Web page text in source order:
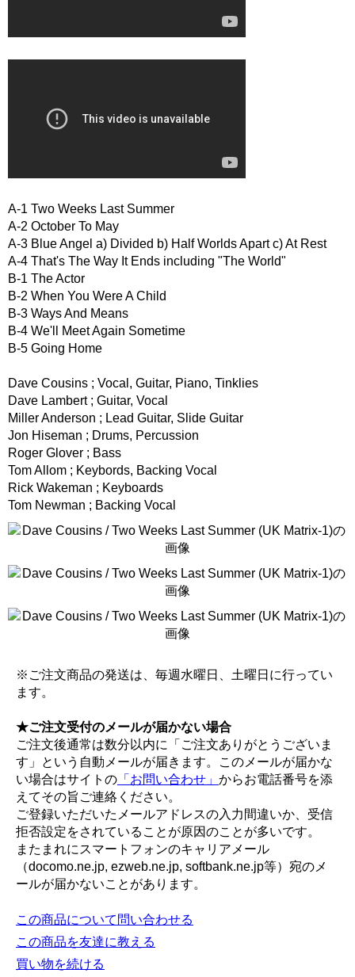
A-1 Two Weeks Last Summer
A-2 October To May
A-3 Blue Angel a) Divided b) Half Worlds Apart c) At Rest
A-4 That's The Way It Ends including "The World"
B-1 The Actor
B-2 When You Were A Child
B-3 Ways And Means
B-4 We'll Meet Again Sometime
B-5 Going Home
Dave Cousins ; Vocal, Guitar, Piano, Tinklies
Dave Lambert ; Guitar, Vocal
Miller Anderson ; Lead Guitar, Slide Guitar
Jon Hiseman ; Drums, Percussion
Roger Glover ; Bass
Tom Allom ; Keybords, Backing Vocal
Rick Wakeman ; Keyboards
Tom Newman ; Backing Vocal
※ご注文商品の発送は、毎週水曜日、土曜日に行ってい
ます。
★ご注文受付のメールが届かない場合
ご注文後通常は数分以内に「ご注文ありがとうございま
す」という自動メールが届きます。このメールが届かな
い場合はサイトの 「お問い合わせ」 からお電話番号を添
えてその旨ご連絡ください。
ご登録いただいたメールアドレスの入力間違いか、受信
拒否設定をされていることが原因のことが多いです。
またまれにスマートフォンのキャリアメール
（docomo.ne.jp, ezweb.ne.jp, softbank.ne.jp等）宛のメ
ールが届かないことがあります。
この商品について問い合わせる
この商品を友達に教える
買い物を続ける